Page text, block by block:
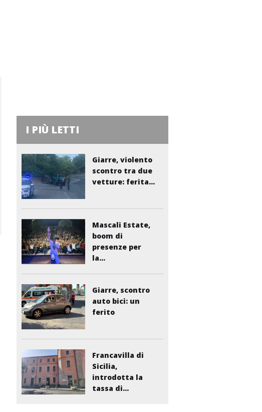
I PIÙ LETTI
Giarre, violento
scontro tra due
vetture: ferita...
Mascali Estate,
boom di
presenze per
la...
Giarre, scontro
auto bici: un
ferito
Francavilla di
Sicilia,
introdotta la
tassa di...